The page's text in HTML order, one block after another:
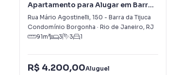
Apartamento para Alugar em Barra
da Tijuca
Rua Mário Agostinelli, 150 - Barra da Tijuca
Condomínio Borgonha · Rio de Janeiro, RJ
91m² 3 3 1
R$ 4.200,00Aluguel